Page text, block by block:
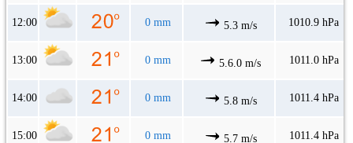
12:00 0 mm 5.3 m/s 1010.9 hPa
13:00 0 mm 5.6.0 m/s 1011.0 hPa
14:00 0 mm 5.8 m/s 1011.4 hPa
15:00 0 mm 5.7 m/s 1011.4 hPa